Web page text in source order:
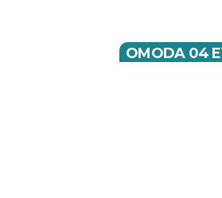
OMODA 04